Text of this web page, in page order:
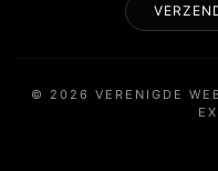
© 2026 VERENIGDE